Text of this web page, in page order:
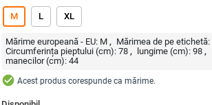
M L XL
Mărime europeană - EU: M Mărimea de pe etichetă:
Circumferința pieptului (cm): 78 lungime (cm): 98
manecilor (cm): 44
check_circle Acest produs corespunde ca mărime.